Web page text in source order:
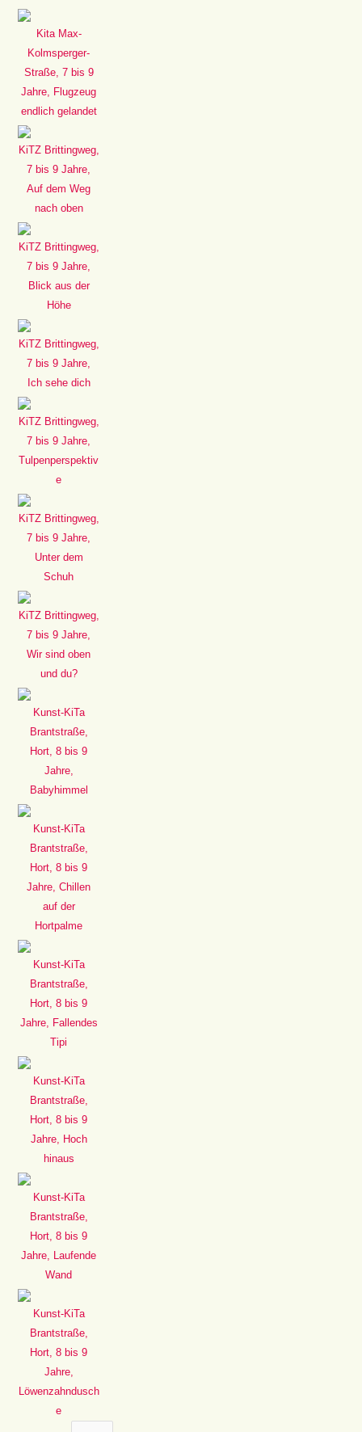
Kita Max-
Kolmsperger-
Straße, 7 bis 9
Jahre, Flugzeug
endlich gelandet
KiTZ Brittingweg,
7 bis 9 Jahre,
Auf dem Weg
nach oben
KiTZ Brittingweg,
7 bis 9 Jahre,
Blick aus der
Höhe
KiTZ Brittingweg,
7 bis 9 Jahre,
Ich sehe dich
KiTZ Brittingweg,
7 bis 9 Jahre,
Tulpenperspektiv
e
KiTZ Brittingweg,
7 bis 9 Jahre,
Unter dem
Schuh
KiTZ Brittingweg,
7 bis 9 Jahre,
Wir sind oben
und du?
Kunst-KiTa
Brantstraße,
Hort, 8 bis 9
Jahre,
Babyhimmel
Kunst-KiTa
Brantstraße,
Hort, 8 bis 9
Jahre, Chillen
auf der
Hortpalme
Kunst-KiTa
Brantstraße,
Hort, 8 bis 9
Jahre, Fallendes
Tipi
Kunst-KiTa
Brantstraße,
Hort, 8 bis 9
Jahre, Hoch
hinaus
Kunst-KiTa
Brantstraße,
Hort, 8 bis 9
Jahre, Laufende
Wand
Kunst-KiTa
Brantstraße,
Hort, 8 bis 9
Jahre,
Löwenzahndusch
e